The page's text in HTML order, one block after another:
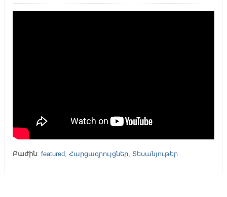
Բաժին: featured, Հարցազրույցներ, Տեսանյութեր